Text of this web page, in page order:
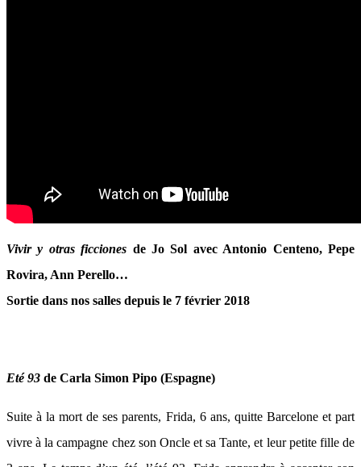
Vivir y otras ficciones de Jo Sol avec Antonio Centeno, Pepe
Rovira, Ann Perello…
Sortie dans nos salles depuis le 7 février 2018
Eté 93 de Carla Simon Pipo (Espagne)
Suite à la mort de ses parents, Frida, 6 ans, quitte Barcelone et part
vivre à la campagne chez son Oncle et sa Tante, et leur petite fille de